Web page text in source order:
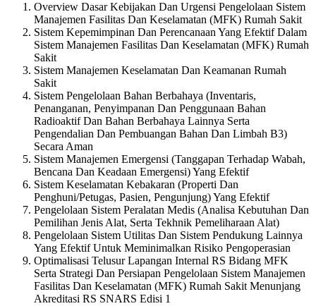
Overview Dasar Kebijakan Dan Urgensi Pengelolaan Sistem
Manajemen Fasilitas Dan Keselamatan (MFK) Rumah Sakit
Sistem Kepemimpinan Dan Perencanaan Yang Efektif Dalam
Sistem Manajemen Fasilitas Dan Keselamatan (MFK) Rumah
Sakit
Sistem Manajemen Keselamatan Dan Keamanan Rumah
Sakit
Sistem Pengelolaan Bahan Berbahaya (Inventaris,
Penanganan, Penyimpanan Dan Penggunaan Bahan
Radioaktif Dan Bahan Berbahaya Lainnya Serta
Pengendalian Dan Pembuangan Bahan Dan Limbah B3)
Secara Aman
Sistem Manajemen Emergensi (Tanggapan Terhadap Wabah,
Bencana Dan Keadaan Emergensi) Yang Efektif
Sistem Keselamatan Kebakaran (Properti Dan
Penghuni/Petugas, Pasien, Pengunjung) Yang Efektif
Pengelolaan Sistem Peralatan Medis (Analisa Kebutuhan Dan
Pemilihan Jenis Alat, Serta Tekhnik Pemeliharaan Alat)
Pengelolaan Sistem Utilitas Dan Sistem Pendukung Lainnya
Yang Efektif Untuk Meminimalkan Risiko Pengoperasian
Optimalisasi Telusur Lapangan Internal RS Bidang MFK
Serta Strategi Dan Persiapan Pengelolaan Sistem Manajemen
Fasilitas Dan Keselamatan (MFK) Rumah Sakit Menunjang
Akreditasi RS SNARS Edisi 1